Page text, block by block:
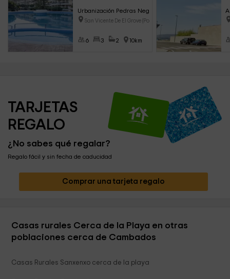
Urbanización Pedras Negras
San Vicente De El Grove (Ponte
6 3 2 10km
TARJETAS
REGALO
¿No sabes qué regalar?
Regalo fácil y sin fecha de caducidad
Comprar una tarjeta regalo
Casas rurales Cerca de la Playa en otras
poblaciones cerca de Cambados
Casas Rurales Sanxenxo cerca de la playa